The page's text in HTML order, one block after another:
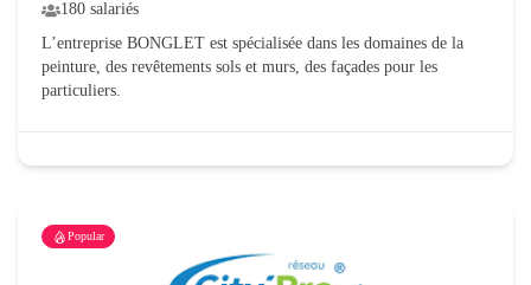
180 salariés
L’entreprise BONGLET est spécialisée dans les domaines de la
peinture, des revêtements sols et murs, des façades pour les
particuliers.
Popular